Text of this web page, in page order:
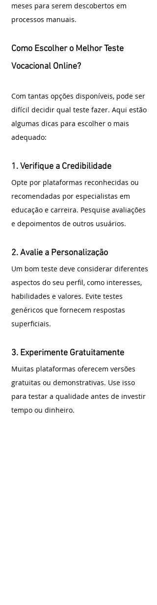
meses para serem descobertos em
processos manuais.
Como Escolher o Melhor Teste
Vocacional Online?
Com tantas opções disponíveis, pode ser
difícil decidir qual teste fazer. Aqui estão
algumas dicas para escolher o mais
adequado:
1. Verifique a Credibilidade
Opte por plataformas reconhecidas ou
recomendadas por especialistas em
educação e carreira. Pesquise avaliações
e depoimentos de outros usuários.
2. Avalie a Personalização
Um bom teste deve considerar diferentes
aspectos do seu perfil, como interesses,
habilidades e valores. Evite testes
genéricos que fornecem respostas
superficiais.
3. Experimente Gratuitamente
Muitas plataformas oferecem versões
gratuitas ou demonstrativas. Use isso
para testar a qualidade antes de investir
tempo ou dinheiro.